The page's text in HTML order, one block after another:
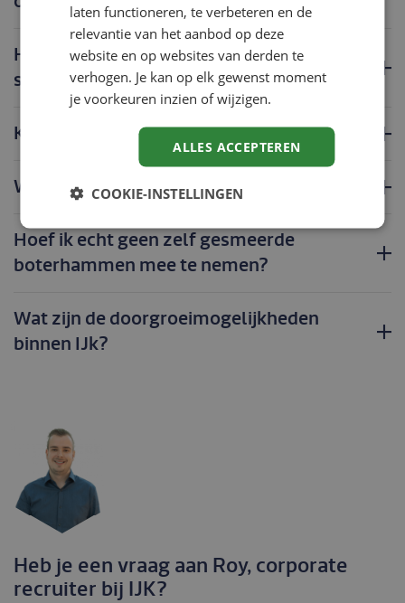
Hoe kan ik me voorbereiden op een
sollicitatiegesprek?
Kan ik bij jullie stage lopen?
Wat is de dresscode bij IJK?
Hoef ik echt geen zelf gesmeerde
boterhammen mee te nemen?
Wat zijn de doorgroeimogelijkheden
binnen IJk?
Heb je een vraag aan Roy, corporate
recruiter bij IJK?
laten functioneren, te verbeteren en de
relevantie van het aanbod op deze
website en op websites van derden te
verhogen. Je kan op elk gewenst moment
je voorkeuren inzien of wijzigen.
ALLES ACCEPTEREN
COOKIE-INSTELLINGEN